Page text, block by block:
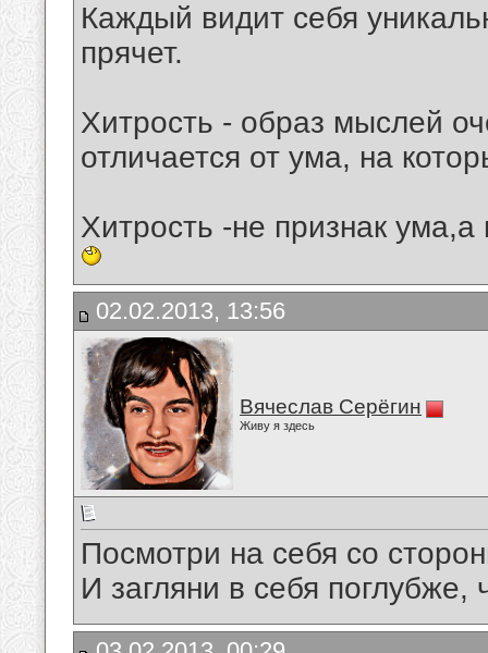
Каждый видит себя
прячет.
Хитрость - образ мыслей
отличается от ума, на
Хитрость -не признак ума,а
02.02.2013, 13:56
Вячеслав Серёгин
Живу я здесь
Посмотри на себя со
И загляни в себя